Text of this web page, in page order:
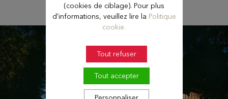
(cookies de ciblage). Pour plus
d'informations, veuillez lire la Politique
cookie.
Tout refuser
Tout accepter